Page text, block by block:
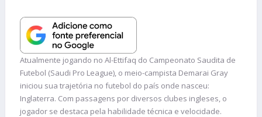
Atualmente jogando no Al-Ettifaq do Campeonato Saudita de
Futebol (Saudi Pro League), o meio-campista Demarai Gray
iniciou sua trajetória no futebol do país onde nasceu:
Inglaterra. Com passagens por diversos clubes ingleses, o
jogador se destaca pela habilidade técnica e velocidade.